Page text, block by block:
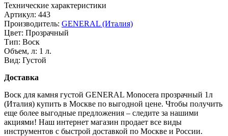
Технические характеристики
Артикул: 443
Производитель: GENERAL (Италия)
Цвет: Прозрачный
Тип: Воск
Объем, л: 1 л.
Вид: Густой
Доставка
Воск для камня густой GENERAL Monocera прозрачный 1л
(Италия) купить в Москве по выгодной цене. Чтобы получить
еще более выгодные предложения – следите за нашими
акциями! Наш интернет магазин продает все виды
инструментов с быстрой доставкой по Москве и России.